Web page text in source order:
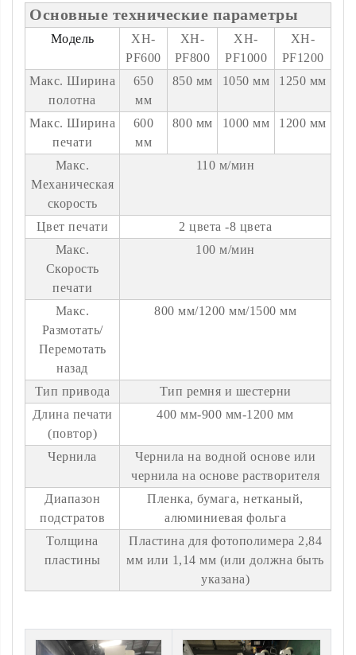
Основные технические параметры
Модель
XH-
PF600
XH-
PF800
XH-
PF1000
XH-
PF1200
Макс. Ширина
полотна
650
мм
850 мм 1050 мм 1250 мм
Макс. Ширина
печати
600
мм
800 мм 1000 мм 1200 мм
Макс.
Механическая
скорость
110 м/мин
Цвет печати
2 цвета -8 цвета
Макс.
Скорость
печати
100 м/мин
Макс.
Размотать/
Перемотать
назад
800 мм/1200 мм/1500 мм
Тип привода
Тип ремня и шестерни
Длина печати
(повтор)
400 мм-900 мм-1200 мм
Чернила
Чернила на водной основе или
чернила на основе растворителя
Диапазон
подстратов
Пленка, бумага, нетканый,
алюминиевая фольга
Толщина
пластины
Пластина для фотополимера 2,84
мм или 1,14 мм (или должна быть
указана)